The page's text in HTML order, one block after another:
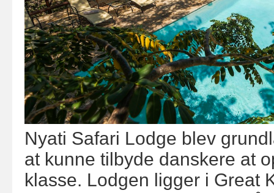
Nyati Safari Lodge blev
at kunne tilbyde danskere at
klasse. Lodgen ligger i Great